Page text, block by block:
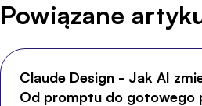
Powiązane
Claude Design - Jak AI
Od promptu do gotowego